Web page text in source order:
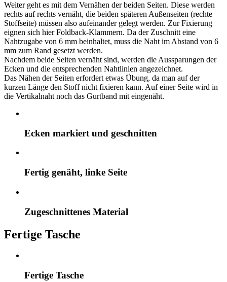
Weiter geht es mit dem Vernähen der beiden Seiten. Diese werden
rechts auf rechts vernäht, die beiden späteren Außenseiten (rechte
Stoffseite) müssen also aufeinander gelegt werden. Zur Fixierung
eignen sich hier Foldback-Klammern. Da der Zuschnitt eine
Nahtzugabe von 6 mm beinhaltet, muss die Naht im Abstand von 6
mm zum Rand gesetzt werden.
Nachdem beide Seiten vernäht sind, werden die Aussparungen der
Ecken und die entsprechenden Nahtlinien angezeichnet.
Das Nähen der Seiten erfordert etwas Übung, da man auf der
kurzen Länge den Stoff nicht fixieren kann. Auf einer Seite wird in
die Vertikalnaht noch das Gurtband mit eingenäht.
Ecken markiert und geschnitten
Fertig genäht, linke Seite
Zugeschnittenes Material
Fertige Tasche
Fertige Tasche